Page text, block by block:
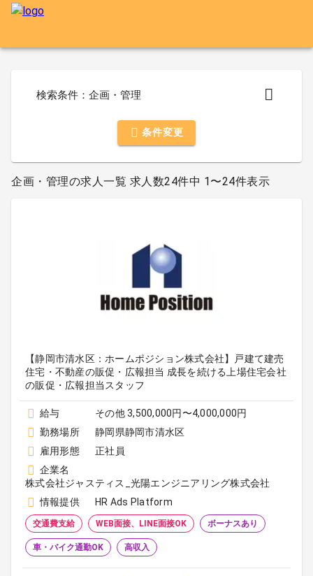
検索条件：企画・管理
条件変更
企画・管理の求人一覧 求人数24件中 1〜24件表示
【静岡市清水区：ホームポジション株式会社】戸建て建売
住宅・不動産の販促・広報担当 成長を続ける上場住宅会社
の販促・広報担当スタッフ
給与
その他 3,500,000円〜4,000,000円
勤務場所
静岡県静岡市清水区
雇用形態
正社員
企業名
株式会社ジャスティス_光陽エンジニアリング株式会社
情報提供
HR Ads Platform
交通費支給 WEB面接、LINE面接OK ボーナスあり
車・バイク通勤OK 高収入